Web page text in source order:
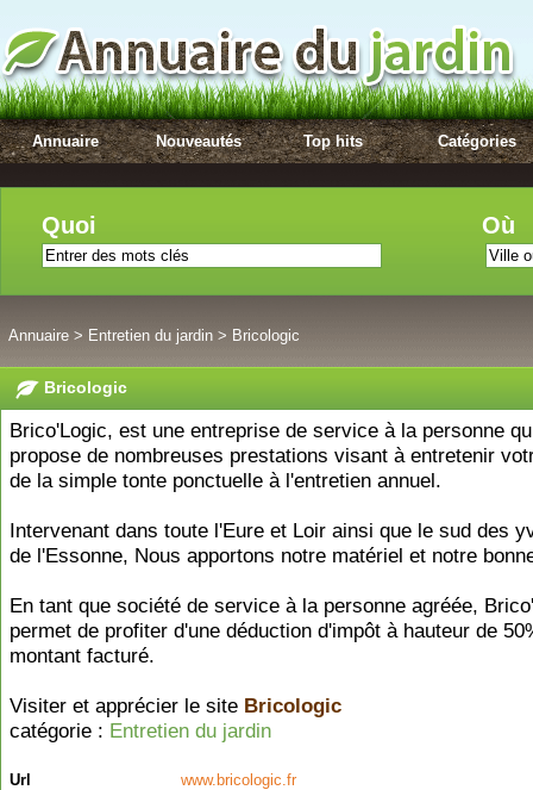
Annuaire Nouveautés Top hits Catégories
Quoi Où
Annuaire > Entretien du jardin > Bricologic
Bricologic
Brico'Logic, est une entreprise de service à la personne
propose de nombreuses prestations visant à entretenir
de la simple tonte ponctuelle à l'entretien annuel.
Intervenant dans toute l'Eure et Loir ainsi que le sud des
de l'Essonne, Nous apportons notre matériel et notre
En tant que société de service à la personne agréée,
permet de profiter d'une déduction d'impôt à hauteur de
montant facturé.
Visiter et apprécier le site Bricologic
catégorie : Entretien du jardin
Url
www.bricologic.fr